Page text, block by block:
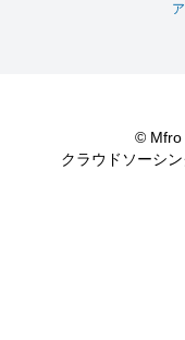
© Mfro
クラウドソーシ